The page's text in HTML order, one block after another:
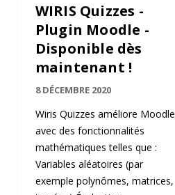
WIRIS Quizzes -
Plugin Moodle -
Disponible dès
maintenant !
8 DÉCEMBRE 2020
Wiris Quizzes améliore Moodle
avec des fonctionnalités
mathématiques telles que :
Variables aléatoires (par
exemple polynômes, matrices,